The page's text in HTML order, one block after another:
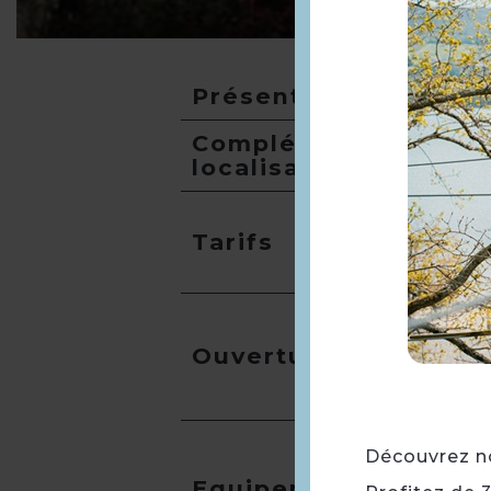
Présentation
Compléments
localisation
Tarifs
Ouverture
Découvrez